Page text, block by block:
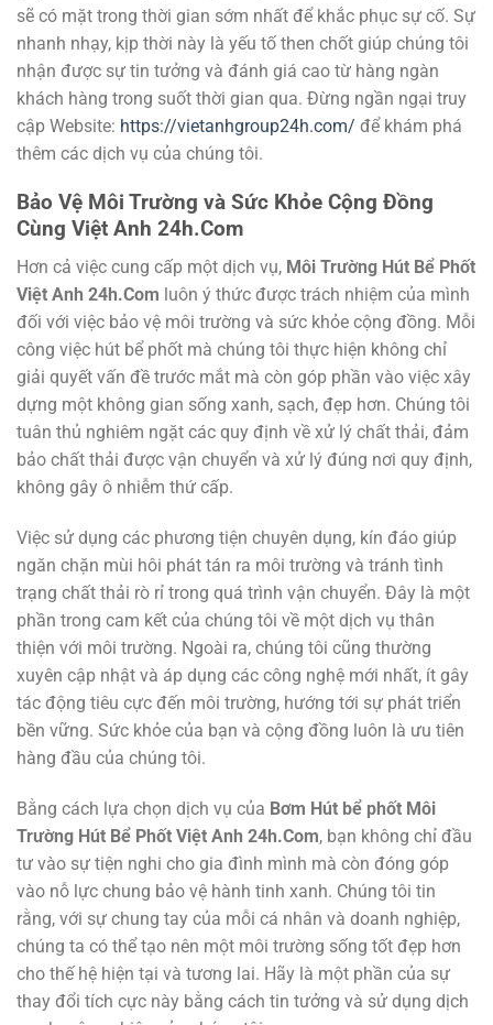
sẽ có mặt trong thời gian sớm nhất để khắc phục sự cố. Sự
nhanh nhạy, kịp thời này là yếu tố then chốt giúp chúng tôi
nhận được sự tin tưởng và đánh giá cao từ hàng ngàn
khách hàng trong suốt thời gian qua. Đừng ngần ngại truy
cập Website: https://vietanhgroup24h.com/ để khám phá
thêm các dịch vụ của chúng tôi.
Bảo Vệ Môi Trường và Sức Khỏe Cộng Đồng
Cùng Việt Anh 24h.Com
Hơn cả việc cung cấp một dịch vụ, Môi Trường Hút Bể Phốt
Việt Anh 24h.Com luôn ý thức được trách nhiệm của mình
đối với việc bảo vệ môi trường và sức khỏe cộng đồng. Mỗi
công việc hút bể phốt mà chúng tôi thực hiện không chỉ
giải quyết vấn đề trước mắt mà còn góp phần vào việc xây
dựng một không gian sống xanh, sạch, đẹp hơn. Chúng tôi
tuân thủ nghiêm ngặt các quy định về xử lý chất thải, đảm
bảo chất thải được vận chuyển và xử lý đúng nơi quy định,
không gây ô nhiễm thứ cấp.
Việc sử dụng các phương tiện chuyên dụng, kín đáo giúp
ngăn chặn mùi hôi phát tán ra môi trường và tránh tình
trạng chất thải rò rỉ trong quá trình vận chuyển. Đây là một
phần trong cam kết của chúng tôi về một dịch vụ thân
thiện với môi trường. Ngoài ra, chúng tôi cũng thường
xuyên cập nhật và áp dụng các công nghệ mới nhất, ít gây
tác động tiêu cực đến môi trường, hướng tới sự phát triển
bền vững. Sức khỏe của bạn và cộng đồng luôn là ưu tiên
hàng đầu của chúng tôi.
Bằng cách lựa chọn dịch vụ của Bơm Hút bể phốt Môi
Trường Hút Bể Phốt Việt Anh 24h.Com, bạn không chỉ đầu
tư vào sự tiện nghi cho gia đình mình mà còn đóng góp
vào nỗ lực chung bảo vệ hành tinh xanh. Chúng tôi tin
rằng, với sự chung tay của mỗi cá nhân và doanh nghiệp,
chúng ta có thể tạo nên một môi trường sống tốt đẹp hơn
cho thế hệ hiện tại và tương lai. Hãy là một phần của sự
thay đổi tích cực này bằng cách tin tưởng và sử dụng dịch